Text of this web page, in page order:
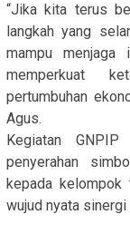
“Jika kita terus
langkah yang
mampu
memperkuat
pertumbuhan
Agus.
Kegiatan
penyerahan
kepada
wujud nyata